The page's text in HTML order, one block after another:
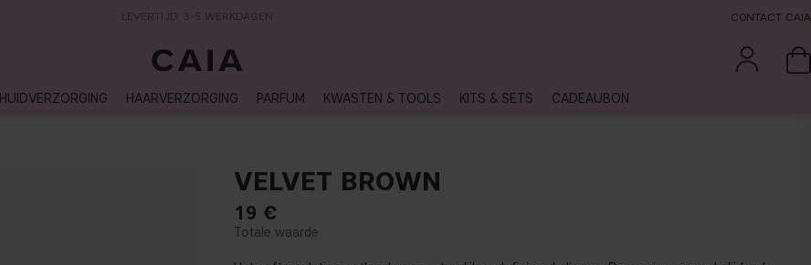
LEVERTIJD: 3-5 WERKDAGEN CONTACT CAIA
HUIDVERZORGING HAARVERZORGING PARFUM KWASTEN & TOOLS KITS & SETS CADEAUBON
VELVET BROWN
19 €